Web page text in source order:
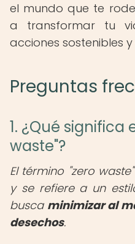
el mundo que te
a transformar tu
acciones sostenibles
Preguntas
1. ¿Qué significa
waste"?
El término "zero
y se refiere a un
busca minimizar al
desechos.